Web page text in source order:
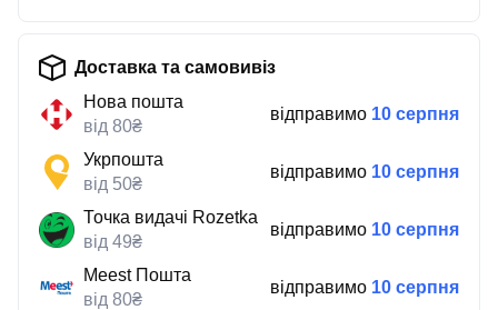
Доставка та самовивіз
Нова пошта
від 80₴
відправимо 10 серпня
Укрпошта
від 50₴
відправимо 10 серпня
Точка видачі Rozetka
від 49₴
відправимо 10 серпня
Meest Пошта
від 80₴
відправимо 10 серпня